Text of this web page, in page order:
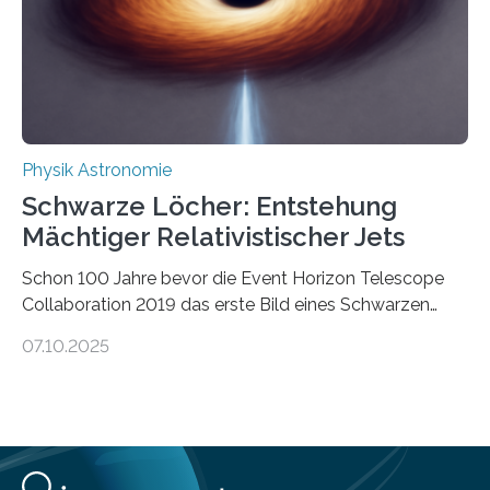
Wärmekraftmaschinen: Sie wandeln thermische
Energie in mechanische Bewegung um – oder anders
ausgedrückt, Wärme in Bewegung. In
quantenmechanischen Experimenten ist es in den…
Physik Astronomie
Schwarze Löcher: Entstehung
Mächtiger Relativistischer Jets
Schon 100 Jahre bevor die Event Horizon Telescope
Collaboration 2019 das erste Bild eines Schwarzen
hatte der Astronom Heber Curtis einen seltsamen
werden auch von anderen Schwarzen Löchern
07.10.2025